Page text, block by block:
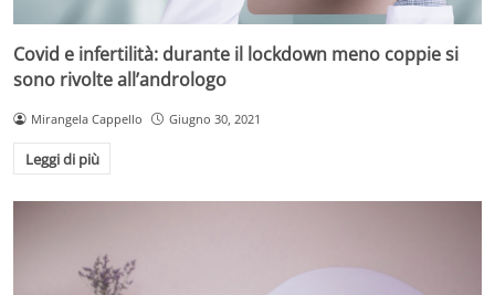
Covid e infertilità: durante il lockdown meno coppie si
sono rivolte all’andrologo
Mirangela Cappello Giugno 30, 2021
Leggi di più